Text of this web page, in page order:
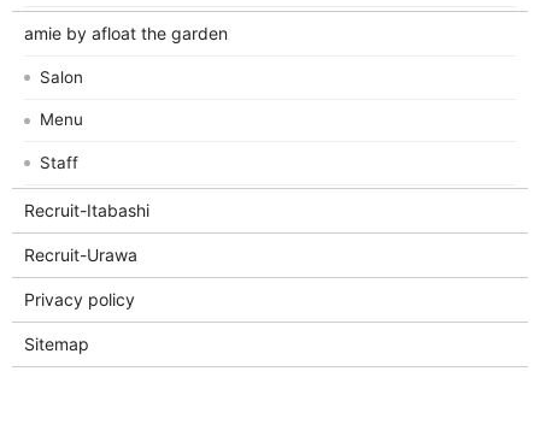
amie by afloat the garden
Salon
Menu
Staff
Recruit-Itabashi
Recruit-Urawa
Privacy policy
Sitemap